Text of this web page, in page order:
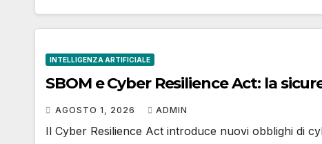
INTELLIGENZA ARTIFICIALE
SBOM e Cyber Resilience Act: la
AGOSTO 1, 2026 ADMIN
Il Cyber Resilience Act introduce nuovi obblighi di